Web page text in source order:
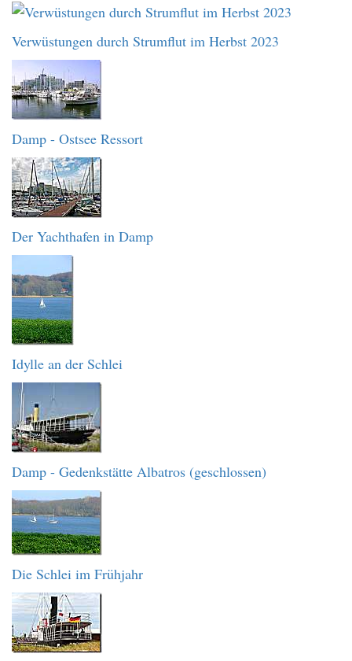
Verwüstungen durch Strumflut im Herbst 2023
Damp - Ostsee Ressort
Der Yachthafen in Damp
Idylle an der Schlei
Damp - Gedenkstätte Albatros (geschlossen)
Die Schlei im Frühjahr